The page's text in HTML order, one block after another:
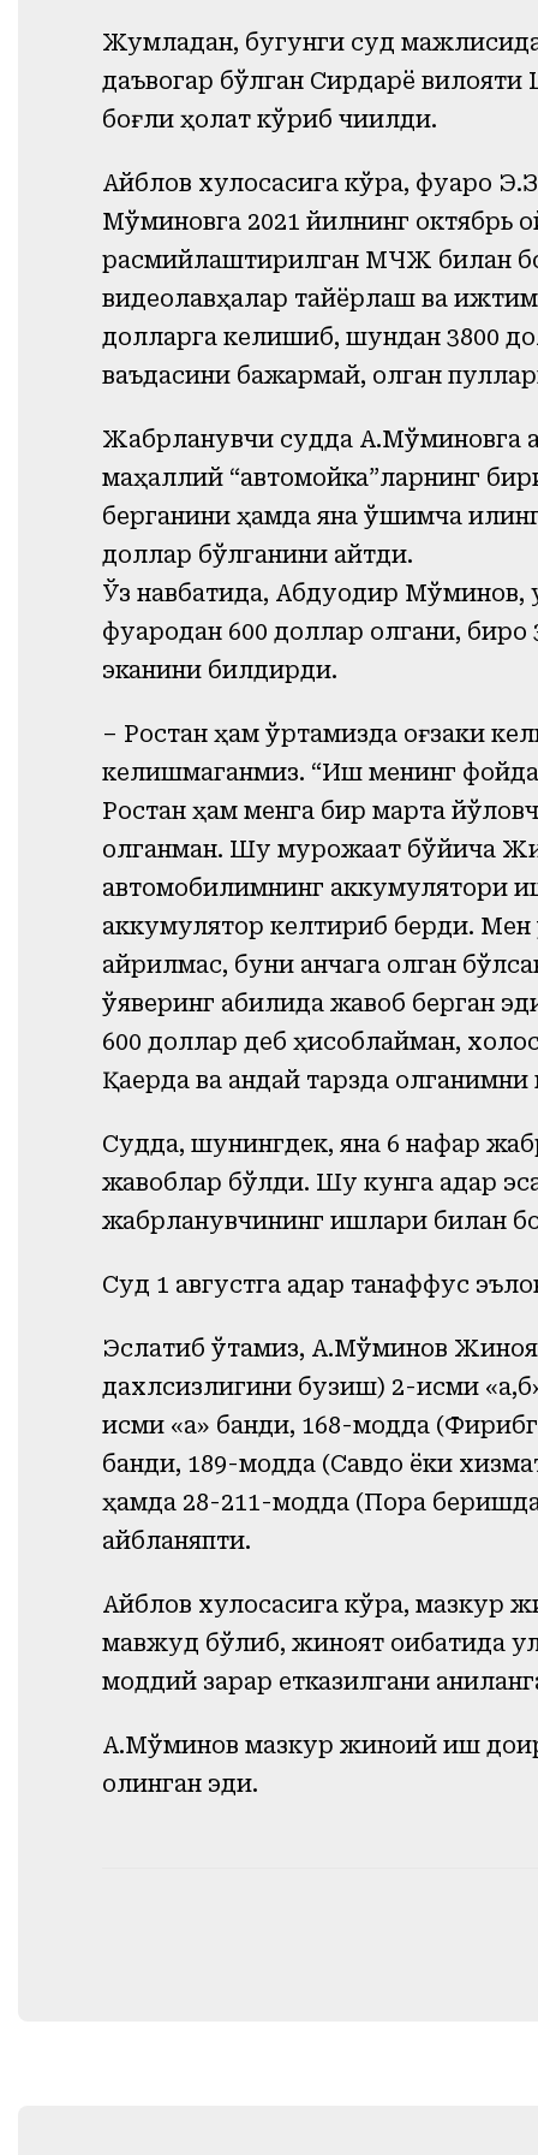
Жумладан, бугунги суд
даъвогар бўлган Сирдарё
боғлиқ ҳолат кўриб чиқилди.
Айблов хулосасига кўра, фуқаро
Мўминовга 2021 йилнинг октябрь
расмийлаштирилган МЧЖ билан
видеолавҳалар тайёрлаш ва
долларга келишиб, шундан 3800
ваъдасини бажармай, олган
Жабрланувчи судда А.Мўминовга
маҳаллий “автомойка”ларнинг
берганини ҳамда яна қўшимча
доллар бўлганини айтди.
Ўз навбатида, Абдуқодир Мўминов,
фуқародан 600 доллар олгани, бироқ
эканини билдирди.
– Ростан ҳам ўртамизда оғзаки
келишмаганмиз. “Иш менинг
Ростан ҳам менга бир марта
олганман. Шу мурожаат бўйича
автомобилимнинг аккумулятори
аккумулятор келтириб берди. Мен
айрилмас, буни қанчага олган
қўяверинг қабилида жавоб берган
600 доллар деб ҳисоблайман,
Қаерда ва қандай тарзда
Судда, шунингдек, яна 6 нафар
жавоблар бўлди. Шу кунга қадар
жабрланувчининг ишлари билан
Суд 1 августга қадар танаффус
Эслатиб ўтамиз, А.Мўминов
дахлсизлигини бузиш) 2-қисми
қисми «а» банди, 168-модда
банди, 189-модда (Савдо ёки
ҳамда 28-211-модда (Пора
айбланяпти.
Айблов хулосасига кўра, мазкур
мавжуд бўлиб, жиноят оқибатида
моддий зарар етказилгани
А.Мўминов мазкур жиноий иш
олинган эди.